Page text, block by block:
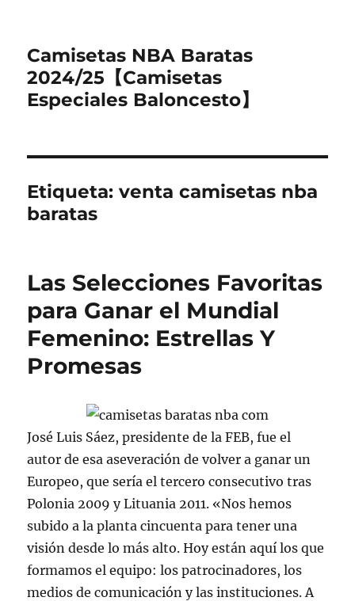
Camisetas NBA Baratas
2024/25【Camisetas
Especiales Baloncesto】
Etiqueta:venta camisetas nba
baratas
Las Selecciones Favoritas
para Ganar el Mundial
Femenino: Estrellas Y
Promesas
José Luis Sáez, presidente de la FEB, fue el
autor de esa aseveración de volver a ganar un
Europeo, que sería el tercero consecutivo tras
Polonia 2009 y Lituania 2011. «Nos hemos
subido a la planta cincuenta para tener una
visión desde lo más alto. Hoy están aquí los que
formamos el equipo: los patrocinadores, los
medios de comunicación y las instituciones. A